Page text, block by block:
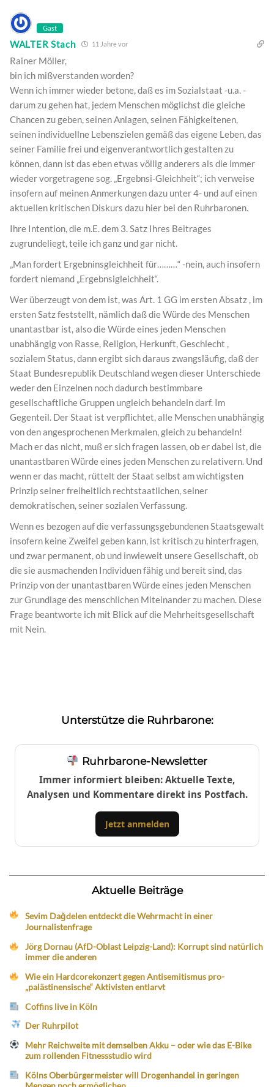
Gast
WALTER Stach 11 Jahre vor
Rainer Möller,
bin ich mißverstanden worden?
Wenn ich immer wieder betone, daß es im Sozialstaat -u.a. -
darum zu gehen hat, jedem Menschen möglichst die gleiche
Chancen zu geben, seinen Anlagen, seinen Fähigkeitenen,
seinen individuellne Lebenszielen gemäß das eigene Leben, das
seiner Familie frei und eigenverantwortlich gestalten zu
können, dann ist das eben etwas völlig anderers als die immer
wieder vorgetragene sog. „Ergebnsi-Gleichheit“; ich verweise
insofern auf meinen Anmerkungen dazu unter 4- und auf einen
aktuellen kritischen Diskurs dazu hier bei den Ruhrbaronen.
Ihre Intention, die m.E. dem 3. Satz Ihres Beitrages
zugrundeliegt, teile ich ganz und gar nicht.
„Man fordert Ergebninsgleichheit für………“ -nein, auch insofern
fordert niemand „Ergebnsigleichheit“.
Wer überzeugt von dem ist, was Art. 1 GG im ersten Absatz , im
ersten Satz feststellt, nämlich daß die Würde des Menschen
unantastbar ist, also die Würde eines jeden Menschen
unabhängig von Rasse, Religion, Herkunft, Geschlecht ,
sozialem Status, dann ergibt sich daraus zwangsläufig, daß der
Staat Bundesrepublik Deutschland wegen dieser Unterschiede
weder den Einzelnen noch dadurch bestimmbare
gesellschaftliche Gruppen ungleich behandeln darf. Im
Gegenteil. Der Staat ist verpflichtet, alle Menschen unabhängig
von den angesprochenen Merkmalen, gleich zu behandeln!
Mach er das nicht, muß er sich fragen lassen, ob er dabei ist, die
unantastbaren Würde eines jeden Menschen zu relativern. Und
wenn er das macht, rüttelt der Staat selbst am wichtigsten
Prinzip seiner freiheitlich rechtstaatlichen, seiner
demokratischen, seiner sozialen Verfassung.
Wenn es bezogen auf die verfassungsgebundenen Staatsgewalt
insofern keine Zweifel geben kann, ist kritisch zu hinterfragen,
und zwar permanent, ob und inwieweit unsere Gesellschaft, ob
die sie ausmachenden Individuen fähig und bereit sind, das
Prinzip von der unantastbaren Würde eines jeden Menschen
zur Grundlage des menschlichen Miteinander zu machen. Diese
Frage beantworte ich mit Blick auf die Mehrheitsgesellschaft
mit Nein.
Unterstütze die Ruhrbarone:
Ruhrbarone-Newsletter
Immer informiert bleiben: Aktuelle Texte,
Analysen und Kommentare direkt ins Postfach.
Jetzt anmelden
Aktuelle Beiträge
Sevim Dağdelen entdeckt die Wehrmacht in einer
Journalistenfrage
Jörg Dornau (AfD-Oblast Leipzig-Land): Korrupt sind natürlich
immer die anderen
Wie ein Hardcorekonzert gegen Antisemitismus pro-
„palästinensische“ Aktivisten entlarvt
Coffins live in Köln
Der Ruhrpilot
Mehr Reichweite mit demselben Akku – oder wie das E-Bike
zum rollenden Fitnessstudio wird
Kölns Oberbürgermeister will Drogenhandel in geringen